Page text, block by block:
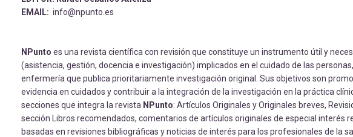
EMAIL: info@npunto.es
NPunto es una revista científica con revisión que constituye un instrumento útil y
(asistencia, gestión, docencia e investigación) implicados en el cuidado de las
enfermería que publica prioritariamente investigación original. Sus objetivos son
evidencia en cuidados y contribuir a la integración de la investigación en la práctica
secciones que integra la revista NPunto: Artículos Originales y Originales breves,
sección Libros recomendados, comentarios de artículos originales de especial interés
basadas en revisiones bibliográficas y noticias de interés para los profesionales de la